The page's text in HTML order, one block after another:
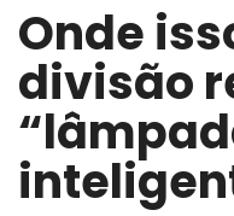
Onde
divisão